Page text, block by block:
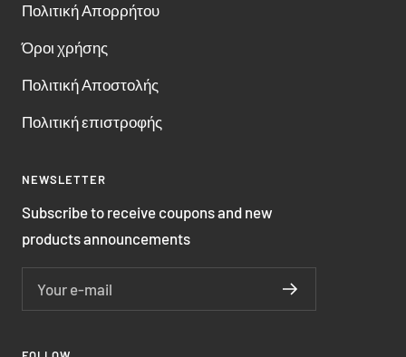
Πολιτική Απορρήτου
Όροι χρήσης
Πολιτική Αποστολής
Πολιτική επιστροφής
NEWSLETTER
Subscribe to receive coupons and new
products announcements
Your e-mail